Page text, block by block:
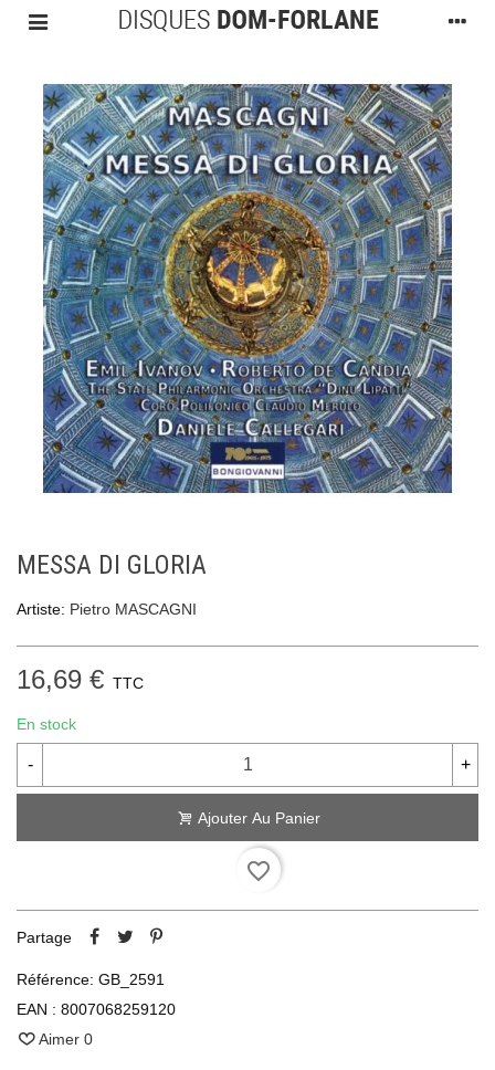
MESSA DI GLORIA
Artiste: Pietro MASCAGNI
16,69 € TTC
En stock
- +
Ajouter Au Panier
favorite_border
Partage
Référence: GB_2591
EAN : 8007068259120
Aimer 0